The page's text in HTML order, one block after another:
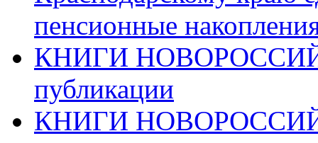
пенсионные
КНИГИ
публикации
КНИГИ